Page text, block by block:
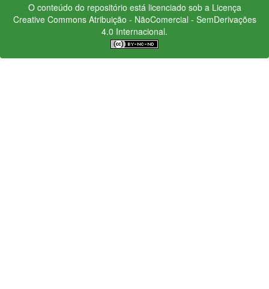
O conteúdo do repositório está licenciado sob a Licença
Creative CommonsAtribuição - NãoComercial - SemDerivações
4.0 Internacional.